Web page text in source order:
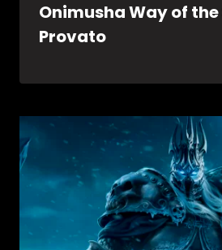
Onimusha Way of the
Provato